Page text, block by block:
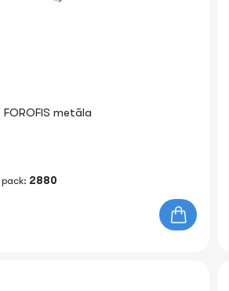
metāla
2880